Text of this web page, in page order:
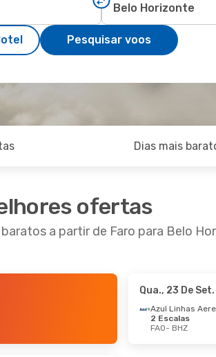
Pesquisar voos
Dias mais
ofertas
a partir de Faro para Belo
1 Escala
TAP Portugal
Qua., 23 De Set.
2 Escalas
FAO- BHZ